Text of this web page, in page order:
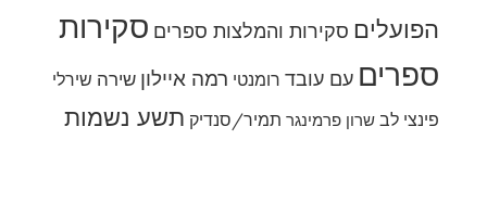
הפועלים סקירות והמלצות ספרים סקירות
ספרים עם עובד רומנטי רמה איילון שירה שירלי
פינצי לב שרון פרמינגר תמיר/סנדיק תשע נשמות